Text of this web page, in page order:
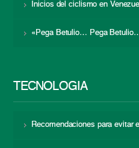
Inicios del ciclismo en
«Pega Betulio… Pega
TECNOLOGÍA
Recomendaciones para evitar